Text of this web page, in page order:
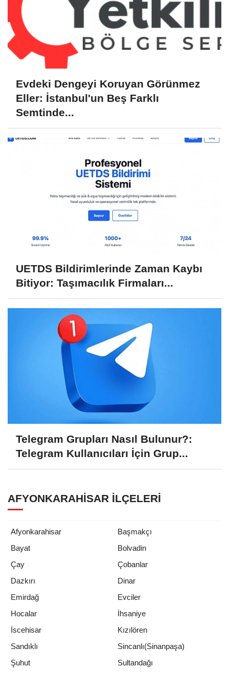
Evdeki Dengeyi Koruyan Görünmez
Eller: İstanbul'un Beş Farklı
Semtinde...
UETDS Bildirimlerinde Zaman Kaybı
Bitiyor: Taşımacılık Firmaları...
Telegram Grupları Nasıl Bulunur?:
Telegram Kullanıcıları İçin Grup...
AFYONKARAHISAR İLÇELERI
Afyonkarahisar
Başmakçı
Bayat
Bolvadin
Çay
Çobanlar
Dazkırı
Dinar
Emirdağ
Evciler
Hocalar
İhsaniye
İscehisar
Kızılören
Sandıklı
Sincanlı(Sinanpaşa)
Şuhut
Sultandağı